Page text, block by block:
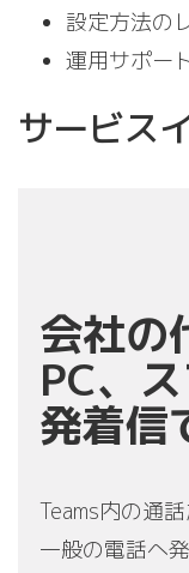
設定方法の
運用サポー
サービス
会社の
PC、
発着信
Teams内の通話
一般の電話へ